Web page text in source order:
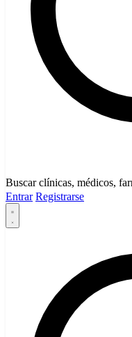
Buscar clínicas, médicos,
Entrar Registrarse